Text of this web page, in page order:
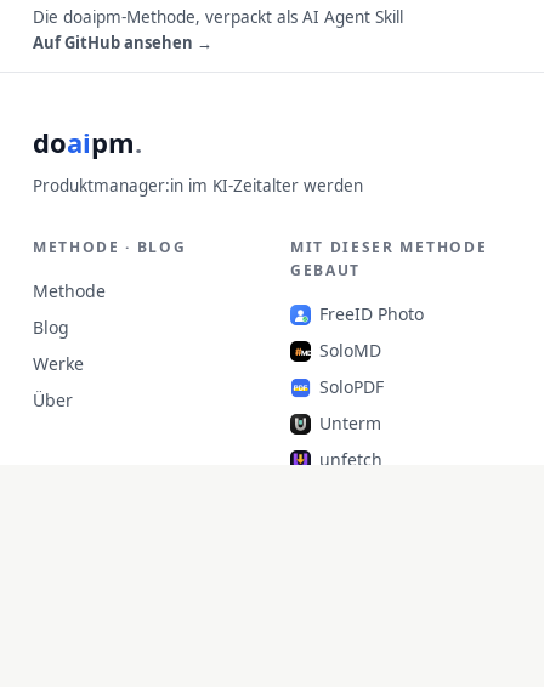
Die doaipm-Methode, verpackt als AI Agent Skill
Auf GitHub ansehen →
doaipm.
Produktmanager:in im KI-Zeitalter werden
METHODE · BLOG
Methode
Blog
Werke
Über
MIT DIESER METHODE
GEBAUT
FreeID Photo
SoloMD
SoloPDF
Unterm
unfetch